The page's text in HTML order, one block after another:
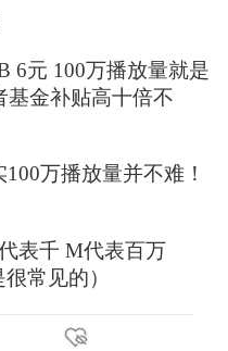
6元 100万播放量就是
基金补贴高十倍不
万播放量并不难！
表千 M代表百万
常见的）